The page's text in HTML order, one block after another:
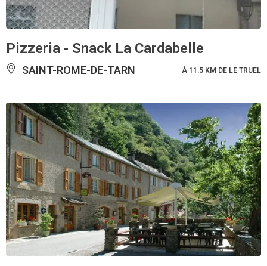
Pizzeria - Snack La Cardabelle
SAINT-ROME-DE-TARN À 11.5 KM DE LE TRUEL